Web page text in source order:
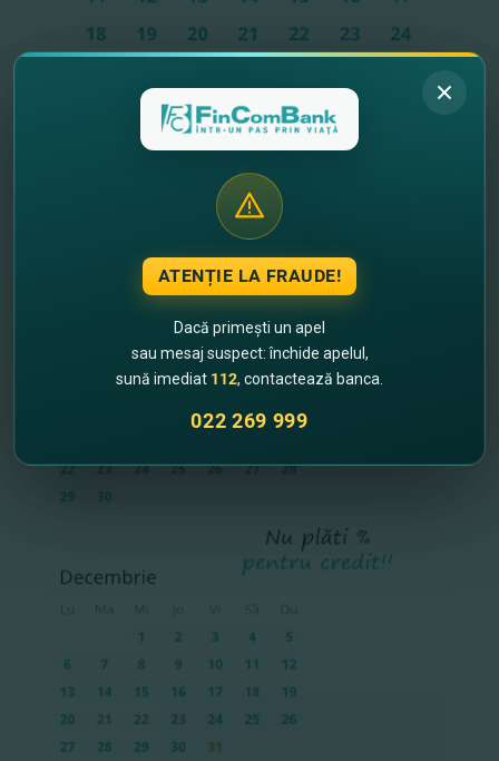
ATENȚIE LA FRAUDE!
Dacă primești un apel
sau mesaj suspect: închide apelul,
sună imediat 112, contactează banca.
022 269 999